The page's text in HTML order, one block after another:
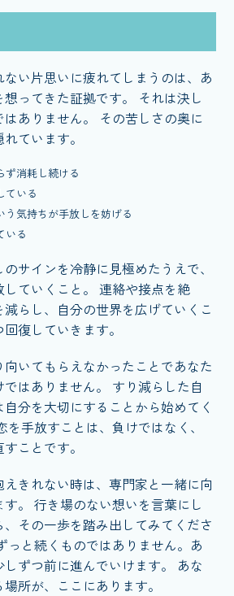
い片思いに疲れてしまうのは、あ
ってきた証拠です。 それは決し
ありません。 その苦しさの奥に
ています。
ず消耗し続ける
ている
う気持ちが手放しを妨げる
いる
サインを冷静に見極めたうえで、
ていくこと。 連絡や接点を絶
らし、自分の世界を広げていくこ
復していきます。
いてもらえなかったことであなた
はありません。 すり減らした自
分を大切にすることから始めてく
手放すことは、負けではなく、
ことです。
きれない時は、専門家と一緒に向
。 行き場のない想いを言葉にし
その一歩を踏み出してみてくださ
っと続くものではありません。あ
ずつ前に進んでいけます。 あな
所が、ここにあります。